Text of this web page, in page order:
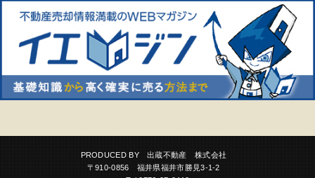
PRODUCED BY 出蔵不動産 株式会社
〒910-0856 福井県福井市勝見3-1-2